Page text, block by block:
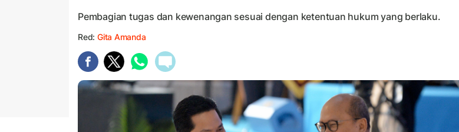
Pembagian tugas dan kewenangan sesuai dengan ketentuan hukum yang berlaku.
Red: Gita Amanda